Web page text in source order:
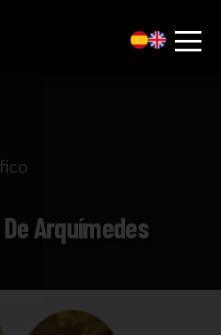
Arquímedes